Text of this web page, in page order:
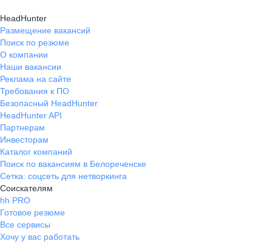
HeadHunter
Размещение вакансий
Поиск по резюме
О компании
Наши вакансии
Реклама на сайте
Требования к ПО
Безопасный HeadHunter
HeadHunter API
Партнерам
Инвесторам
Каталог компаний
Поиск по вакансиям в Белореченске
Сетка: соцсеть для нетворкинга
Соискателям
hh PRO
Готовое резюме
Все сервисы
Хочу у вас работать